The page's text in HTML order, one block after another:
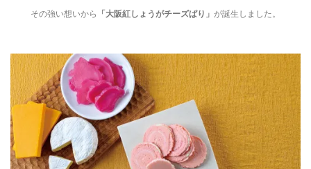
その強い想いから 「大阪紅しょうがチーズぱり」 が誕生しました。